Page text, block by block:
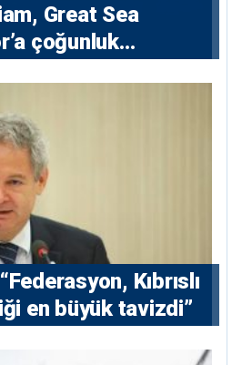
Great Sea
çoğunluk
Kıbrıslı
en büyük tavizdi”